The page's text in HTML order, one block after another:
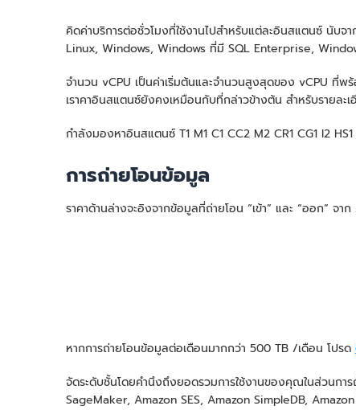
คิดค่าบริการต่อชั่วโมงที่ใช้งานไปสำหรับแต่ละอินสแตนซ์ นับจ
Linux, Windows, Windows ที่มี SQL Enterprise,
จำนวน vCPU เป็นค่าเริ่มต้นและจำนวนสูงสุดของ vCPU ที่พ
เราคาอินสแตนซ์ยังคงเหมือนกับที่กล่าวข้างต้น สำหรับรายละ
กำลังมองหาอินสแตนซ์ T1 M1 C1 CC2 M2 CR1 CG1 I2
การถ่ายโอนข้อมูล
ราคาด้านล่างจะอิงจากข้อมูลที่ถ่ายโอน “เข้า” และ “ออก” จา
หากการถ่ายโอนข้อมูลต่อเดือนมากกว่า 500 TB /เดือน โปรด
จัดระดับชั้นโดยคำนึงถึงยอดรวมการใช้งานของคุณในส่วนก
SageMaker, Amazon SES, Amazon SimpleDB,